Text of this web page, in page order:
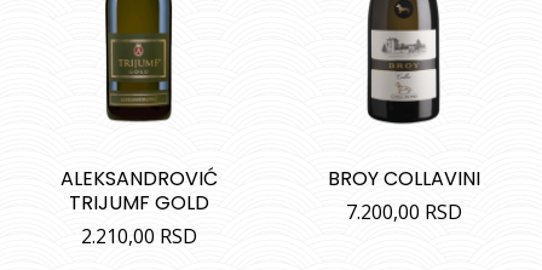
ALEKSANDROVIĆ
TRIJUMF GOLD
2.210,00 RSD
BROY COLLAVINI
7.200,00 RSD